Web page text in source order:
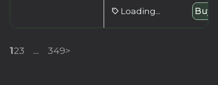
Loading... Buy
123 ... 349>